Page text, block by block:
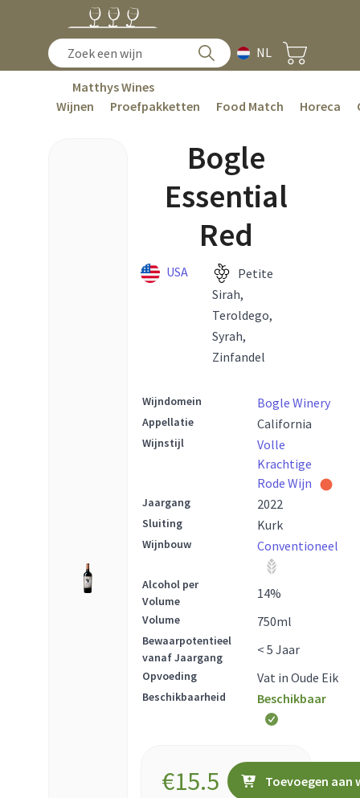
NL
Matthys Wines
Wijnen
Proefpakketten Food Match Horeca
Bogle
Essential
Red
USA
Petite
Sirah,
Teroldego,
Syrah,
Zinfandel
Wijndomein Bogle Winery
Appellatie California
Wijnstijl
Volle
Krachtige
Rode Wijn
Jaargang 2022
Sluiting Kurk
Wijnbouw Conventioneel
Alcohol per
Volume
14%
Volume 750ml
Bewaarpotentieel
vanaf Jaargang
< 5 Jaar
Opvoeding Vat in Oude Eik
Beschikbaarheid Beschikbaar
€15.5 Toevoegen aan